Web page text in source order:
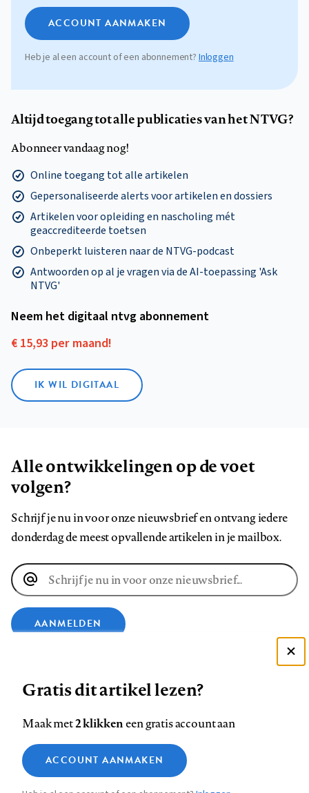
ACCOUNT AANMAKEN
Heb je al een account of een abonnement?Inloggen
Altijd toegang tot alle publicaties van het NTVG?
Abonneer vandaag nog!
Online toegang tot alle artikelen
Gepersonaliseerde alerts voor artikelen en dossiers
Artikelen voor opleiding en nascholing mét
geaccrediteerde toetsen
Onbeperkt luisteren naar de NTVG-podcast
Antwoorden op al je vragen via de AI-toepassing 'Ask
NTVG'
Neem het digitaal ntvg abonnement
€ 15,93 per maand!
IK WIL DIGITAAL
Alle ontwikkelingen op de voet
volgen?
Schrijf je nu in voor onze nieuwsbrief en ontvang iedere
donderdag de meest opvallende artikelen in je mailbox.
E-
mailadres
AANMELDEN
op
Facebook
op
LinkedIn
op
Bluesky
ons
op
InstagramYouTube
Footer
Contact Colofon Disclaimer Privacy
Medische vragen verdienen
betrouwbare antwoorden
Zie onze cookie policy
Analytische cookies
Gratis dit artikel lezen?
Maak met2 klikkeneen gratis account aan
ACCOUNT AANMAKEN